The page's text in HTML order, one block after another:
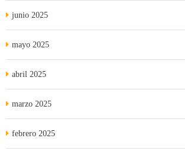
junio 2025
mayo 2025
abril 2025
marzo 2025
febrero 2025